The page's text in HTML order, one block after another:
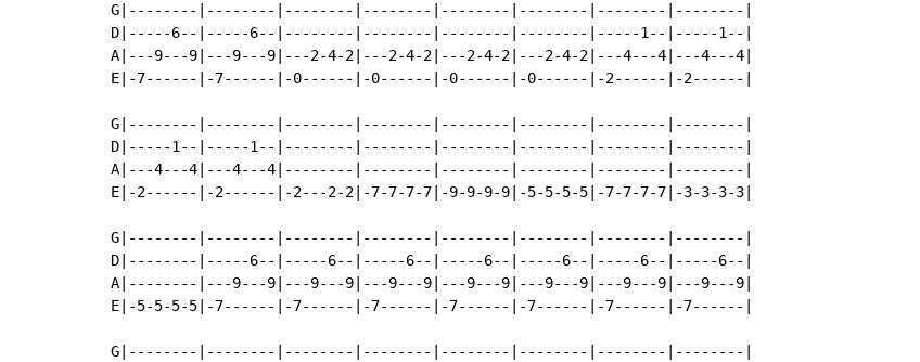
G|--------|--------|--------|--------|--------|--------|--------|--------|
D|-----6--|-----6--|--------|--------|--------|--------|-----1--|-----1--|
A|---9---9|---9---9|---2-4-2|---2-4-2|---2-4-2|---2-4-2|---4---4|---4---4|
E|-7------|-7------|-0------|-0------|-0------|-0------|-2------|-2------|
G|--------|--------|--------|--------|--------|--------|--------|--------|
D|-----1--|-----1--|--------|--------|--------|--------|--------|--------|
A|---4---4|---4---4|--------|--------|--------|--------|--------|--------|
E|-2------|-2------|-2---2-2|-7-7-7-7|-9-9-9-9|-5-5-5-5|-7-7-7-7|-3-3-3-3|
G|--------|--------|--------|--------|--------|--------|--------|--------|
D|--------|-----6--|-----6--|-----6--|-----6--|-----6--|-----6--|-----6--|
A|--------|---9---9|---9---9|---9---9|---9---9|---9---9|---9---9|---9---9|
E|-5-5-5-5|-7------|-7------|-7------|-7------|-7------|-7------|-7------|
G|--------|--------|--------|--------|--------|--------|--------|--------|